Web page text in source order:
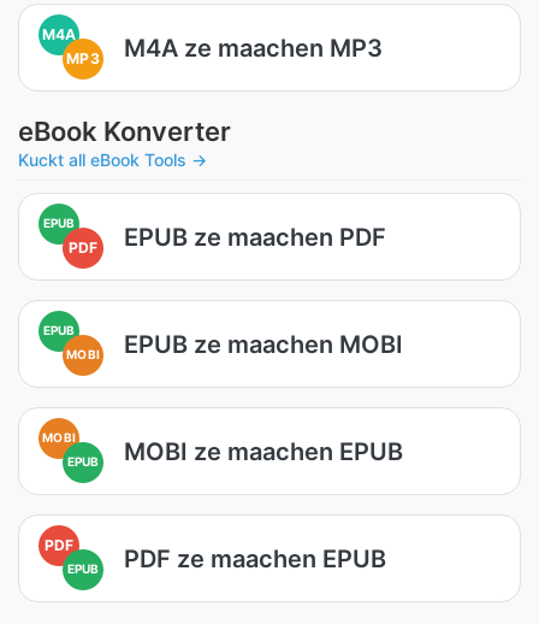
M4A
MP3
M4A ze maachen MP3
eBook Konverter
Kuckt all eBook Tools →
EPUB
PDF EPUB ze maachen PDF
EPUB
MOBI
EPUB ze maachen MOBI
MOBI
EPUB
MOBI ze maachen EPUB
PDF
EPUB PDF ze maachen EPUB